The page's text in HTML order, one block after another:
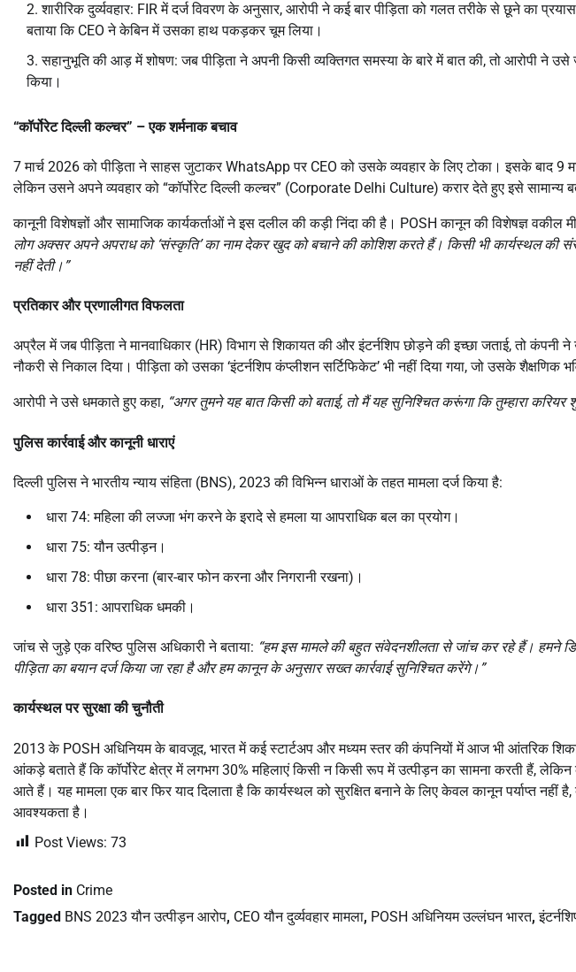
शारीरिक दुर्व्यवहार: FIR में दर्ज विवरण के अनुसार, आरोपी ने कई बार पीड़िता को गलत तरीके से छूने का
बताया कि CEO ने केबिन में उसका हाथ पकड़कर चूम लिया।
सहानुभूति की आड़ में शोषण: जब पीड़िता ने अपनी किसी व्यक्तिगत समस्या के बारे में बात की, तो आरोपी ने
किया।
“कॉर्पोरेट दिल्ली कल्चर” – एक शर्मनाक बचाव
7 मार्च 2026 को पीड़िता ने साहस जुटाकर WhatsApp पर CEO को उसके व्यवहार के लिए टोका। इसके बाद 9
लेकिन उसने अपने व्यवहार को “कॉर्पोरेट दिल्ली कल्चर” (Corporate Delhi Culture) करार देते हुए इसे सामान्य
कानूनी विशेषज्ञों और सामाजिक कार्यकर्ताओं ने इस दलील की कड़ी निंदा की है। POSH कानून की विशेषज्ञ वकील
लोग अक्सर अपने अपराध को ‘संस्कृति’ का नाम देकर खुद को बचाने की कोशिश करते हैं। किसी भी कार्यस्थल की
नहीं देती।”
प्रतिकार और प्रणालीगत विफलता
अप्रैल में जब पीड़िता ने मानवाधिकार (HR) विभाग से शिकायत की और इंटर्नशिप छोड़ने की इच्छा जताई, तो
नौकरी से निकाल दिया। पीड़िता को उसका ‘इंटर्नशिप कंप्लीशन सर्टिफिकेट’ भी नहीं दिया गया, जो उसके शैक्षणिक
आरोपी ने उसे धमकाते हुए कहा, “अगर तुमने यह बात किसी को बताई, तो मैं यह सुनिश्चित करूंगा कि तुम्हारा
पुलिस कार्रवाई और कानूनी धाराएं
दिल्ली पुलिस ने भारतीय न्याय संहिता (BNS), 2023 की विभिन्न धाराओं के तहत मामला दर्ज किया है:
धारा 74: महिला की लज्जा भंग करने के इरादे से हमला या आपराधिक बल का प्रयोग।
धारा 75: यौन उत्पीड़न।
धारा 78: पीछा करना (बार-बार फोन करना और निगरानी रखना)।
धारा 351: आपराधिक धमकी।
जांच से जुड़े एक वरिष्ठ पुलिस अधिकारी ने बताया: “हम इस मामले की बहुत संवेदनशीलता से जांच कर रहे हैं।
पीड़िता का बयान दर्ज किया जा रहा है और हम कानून के अनुसार सख्त कार्रवाई सुनिश्चित करेंगे।”
कार्यस्थल पर सुरक्षा की चुनौती
2013 के POSH अधिनियम के बावजूद, भारत में कई स्टार्टअप और मध्यम स्तर की कंपनियों में आज भी आंतरिक
आंकड़े बताते हैं कि कॉर्पोरेट क्षेत्र में लगभग 30% महिलाएं किसी न किसी रूप में उत्पीड़न का सामना करती हैं,
आते हैं। यह मामला एक बार फिर याद दिलाता है कि कार्यस्थल को सुरक्षित बनाने के लिए केवल कानून पर्याप्त नहीं
आवश्यकता है।
Post Views: 73
Posted in Crime
Tagged BNS 2023 यौन उत्पीड़न आरोप, CEO यौन दुर्व्यवहार मामला, POSH अधिनियम उल्लंघन भारत,